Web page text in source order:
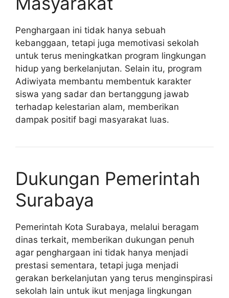
Penghargaan ini tidak hanya sebuah
kebanggaan, tetapi juga memotivasi sekolah
untuk terus meningkatkan program lingkungan
hidup yang berkelanjutan. Selain itu, program
Adiwiyata membantu membentuk karakter
siswa yang sadar dan bertanggung jawab
terhadap kelestarian alam, memberikan
dampak positif bagi masyarakat luas.
Dukungan Pemerintah
Surabaya
Pemerintah Kota Surabaya, melalui beragam
dinas terkait, memberikan dukungan penuh
agar penghargaan ini tidak hanya menjadi
prestasi sementara, tetapi juga menjadi
gerakan berkelanjutan yang terus menginspirasi
sekolah lain untuk ikut menjaga lingkungan